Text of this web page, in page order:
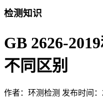
检测知识
GB 2626-
不同区别
作者：环测检测 发布时间：